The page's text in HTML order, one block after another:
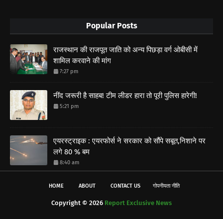
Popular Posts
राजस्थान की राजपूत जाति को अन्य पिछड़ा वर्ग ओबीसी में
शामिल करवाने की मांग
7:27 pm
नींद जरूरी है साहब! टीम लीडर हारा तो पूरी पुलिस हारेगी!
5:21 pm
एयरस्ट्राइक : एयरफोर्स ने सरकार को सौंपे सबूत,निशाने पर
लगे 80 % बम
8:40 am
HOME ABOUT CONTACT US गोपनीयता नीति
Copyright © 2026 Report Exclusive News